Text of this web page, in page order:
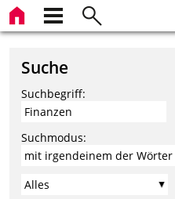
Suche
Suchbegriff:
Suchmodus: